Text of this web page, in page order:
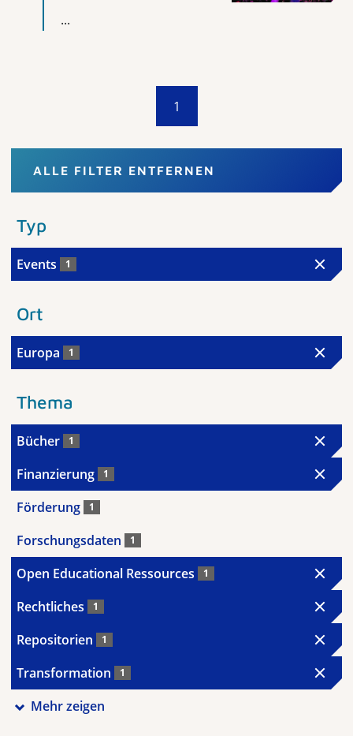
...
1
ALLE FILTER ENTFERNEN
Typ
Events 1
Ort
Europa 1
Thema
Bücher 1
Finanzierung 1
Förderung 1
Forschungsdaten 1
Open Educational Ressources 1
Rechtliches 1
Repositorien 1
Transformation 1
Mehr zeigen